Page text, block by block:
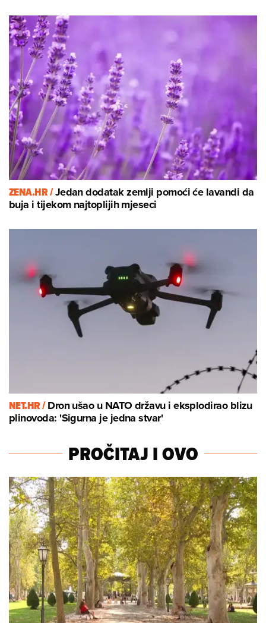
ZENA.HR /Jedan dodatak zemlji pomoći će lavandi da
buja i tijekom najtoplijih mjeseci
NET.HR /Dron ušao u NATO državu i eksplodirao blizu
plinovoda: 'Sigurna je jedna stvar'
PROČITAJ I OVO